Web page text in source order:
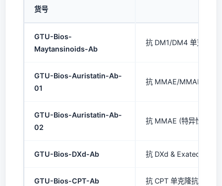
货号
GTU-Bios-
Maytansinoids-Ab
抗 DM1/DM4 单克隆抗
GTU-Bios-Auristatin-Ab-
01
抗 MMAE/MMAF 单克
GTU-Bios-Auristatin-Ab-
02
抗 MMAE (特异性) 单
GTU-Bios-DXd-Ab 抗 DXd & Exatecan 单
GTU-Bios-CPT-Ab 抗 CPT 单克隆抗体